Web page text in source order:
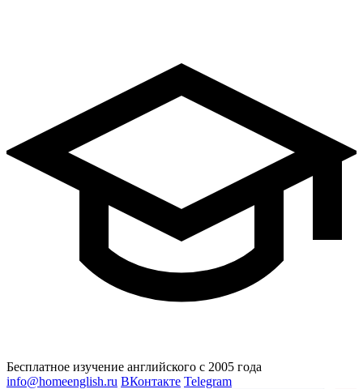
Бесплатное изучение английского с 2005 года
info@homeenglish.ru ВКонтакте Telegram